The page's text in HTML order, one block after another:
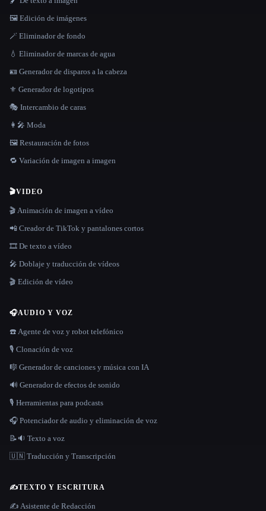
🖼️ Edición de imágenes
🪄 Eliminador de fondo
💧 Eliminador de marcas de agua
🪪 Generador de disparos a la cabeza
⚜️ Generador de logotipos
🎭 Intercambio de caras
👩‍🎤 Moda
🖼️ Restauración de fotos
🔁 Variación de imagen a imagen
🎬VIDEO
🎬 Animación de imagen a vídeo
📲 Creador de TikTok y pantalones cortos
🎞️ De texto a vídeo
🎤 Doblaje y traducción de vídeos
🎬 Edición de vídeo
🎧AUDIO Y VOZ
☎️ Agente de voz y robot telefónico
🎙️ Clonación de voz
🎼 Generador de canciones y música con IA
🔊 Generador de efectos de sonido
🎙️ Herramientas para podcasts
🎧 Potenciador de audio y eliminación de voz
📝🔉 Texto a voz
🇺🇳 Traducción y Transcripción
✍️TEXTO Y ESCRITURA
✍️ Asistente de Redacción